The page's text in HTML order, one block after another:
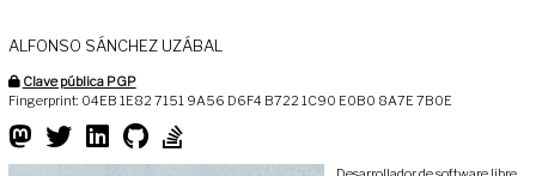
ALFONSO SÁNCHEZ UZÁBAL
Clave pública PGP
Fingerprint: 04EB 1E82 7151 9A56 D6F4 B722 1C90 E0B0 8A7E 7B0E